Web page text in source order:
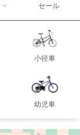
小径車
幼児車
セール